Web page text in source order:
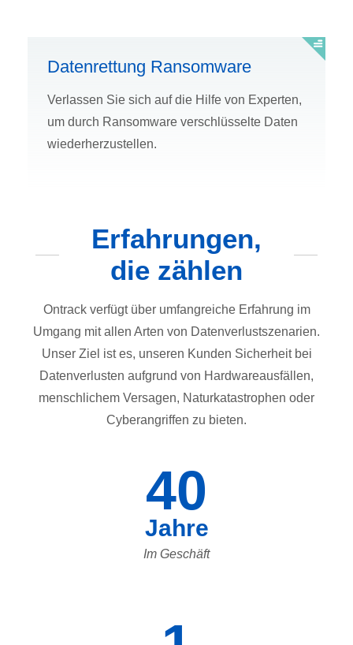
Datenrettung Ransomware
Verlassen Sie sich auf die Hilfe von Experten,
um durch Ransomware verschlüsselte Daten
wiederherzustellen.
Erfahrungen,
die zählen
Ontrack verfügt über umfangreiche Erfahrung im
Umgang mit allen Arten von Datenverlustszenarien.
Unser Ziel ist es, unseren Kunden Sicherheit bei
Datenverlusten aufgrund von Hardwareausfällen,
menschlichem Versagen, Naturkatastrophen oder
Cyberangriffen zu bieten.
40
Jahre
Im Geschäft